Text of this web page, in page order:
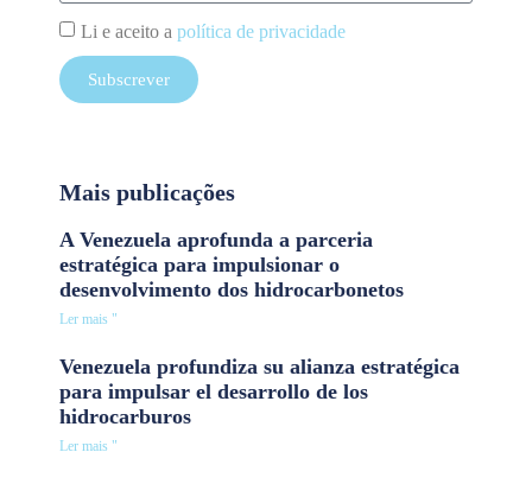
Li e aceito a política de privacidade
Subscrever
Mais publicações
A Venezuela aprofunda a parceria
estratégica para impulsionar o
desenvolvimento dos hidrocarbonetos
Ler mais "
Venezuela profundiza su alianza estratégica
para impulsar el desarrollo de los
hidrocarburos
Ler mais "